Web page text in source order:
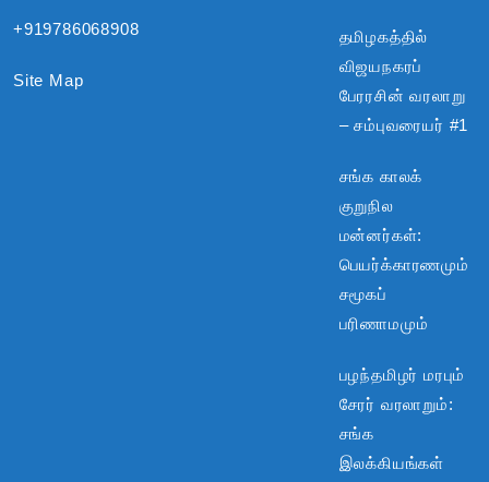
+919786068908
Site Map
தமிழகத்தில்
விஜயநகரப்
பேரரசின் வரலாறு
– சம்புவரையர் #1
சங்க காலக்
குறுநில
மன்னர்கள்:
பெயர்க்காரணமும்
சமூகப்
பரிணாமமும்
பழந்தமிழர் மரபும்
சேரர் வரலாறும்:
சங்க
இலக்கியங்கள்